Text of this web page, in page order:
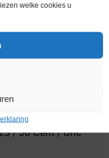
welke cookies u
/ 50 Cent / Unc